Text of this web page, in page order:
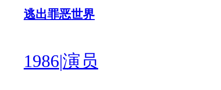
逃出罪恶世界
1986|演员